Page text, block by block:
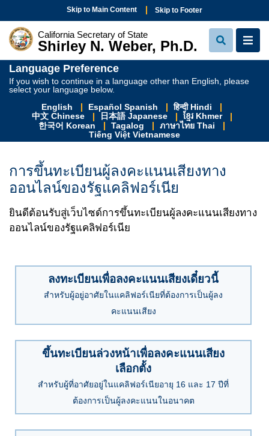
Skip to Main Content Skip to Footer
California Secretary of State
Shirley N. Weber, Ph.D. View
Language Preference
If you wish to continue in a language other than English, please
select your language below.
English
Español Spanish
हिन्दी Hindi
中文 Chinese
日本語 Japanese
ខ្មែរ Khmer
한국어 Korean
Tagalog
ภาษาไทย Thai
Tiếng Việt Vietnamese
การขึ้นทะเบียนผู้ลงคะแนนเสียงทาง
ออนไลน์ของรัฐแคลิฟอร์เนีย
ยินดีต้อนรับสู่เว็บไซด์การขึ้นทะเบียนผู้ลงคะแนนเสียงทาง
ออนไลน์ของรัฐแคลิฟอร์เนีย
ลงทะเบียนเพื่อลงคะแนนเสียงเดี๋ยวนี้
สำหรับผู้อยู่อาศัยในแคลิฟอร์เนียที่ต้องการเป็นผู้ลง
คะแนนเสียง
ขึ้นทะเบียนล่วงหน้าเพื่อลงคะแนนเสียง
เลือกตั้ง
สำหรับผู้ที่อาศัยอยู่ในแคลิฟอร์เนียอายุ 16 และ 17 ปีที่
ต้องการเป็นผู้ลงคะแนนในอนาคต